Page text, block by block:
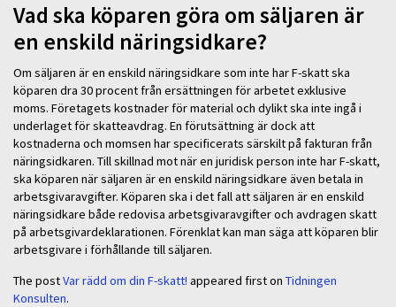
Vad ska köparen göra om säljaren är
en enskild näringsidkare?
Om säljaren är en enskild näringsidkare som inte har F-skatt ska
köparen dra 30 procent från ersättningen för arbetet exklusive
moms. Företagets kostnader för material och dylikt ska inte ingå i
underlaget för skatteavdrag. En förutsättning är dock att
kostnaderna och momsen har specificerats särskilt på fakturan från
näringsidkaren. Till skillnad mot när en juridisk person inte har F-skatt,
ska köparen när säljaren är en enskild näringsidkare även betala in
arbetsgivaravgifter. Köparen ska i det fall att säljaren är en enskild
näringsidkare både redovisa arbetsgivaravgifter och avdragen skatt
på arbetsgivardeklarationen. Förenklat kan man säga att köparen blir
arbetsgivare i förhållande till säljaren.
The postVar rädd om din F-skatt! appeared first on Tidningen
Konsulten.